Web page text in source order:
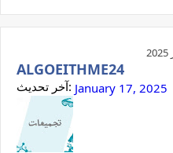
ALGOEITHME24
آخر تحديث: January 17, 2025